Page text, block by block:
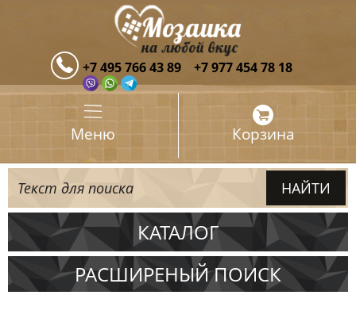
+7 495 766 43 89 +7 977 454 78 18
Меню Корзина
КАТАЛОГ
Испания
РАСШИРЕНЫЙ ПОИСК